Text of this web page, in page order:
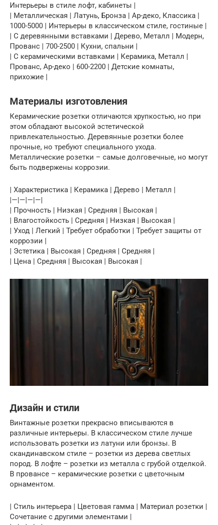
Интерьеры в стиле лофт, кабинеты |
| Металлическая | Латунь, Бронза | Ар-деко, Классика |
1000-5000 | Интерьеры в классическом стиле, гостиные |
| С деревянными вставками | Дерево, Металл | Модерн,
Прованс | 700-2500 | Кухни, спальни |
| С керамическими вставками | Керамика, Металл |
Прованс, Ар-деко | 600-2200 | Детские комнаты,
прихожие |
Материалы изготовления
Керамические розетки отличаются хрупкостью, но при
этом обладают высокой эстетической
привлекательностью. Деревянные розетки более
прочные, но требуют специального ухода.
Металлические розетки – самые долговечные, но могут
быть подвержены коррозии.
| Характеристика | Керамика | Дерево | Металл |
|—|—|—|—|
| Прочность | Низкая | Средняя | Высокая |
| Влагостойкость | Средняя | Низкая | Высокая |
| Уход | Легкий | Требует обработки | Требует защиты от
коррозии |
| Эстетика | Высокая | Средняя | Средняя |
| Цена | Средняя | Высокая | Высокая |
Дизайн и стили
Винтажные розетки прекрасно вписываются в
различные интерьеры. В классическом стиле лучше
использовать розетки из латуни или бронзы. В
скандинавском стиле – розетки из дерева светлых
пород. В лофте – розетки из металла с грубой отделкой.
В провансе – керамические розетки с цветочным
орнаментом.
| Стиль интерьера | Цветовая гамма | Материал розетки |
Сочетание с другими элементами |